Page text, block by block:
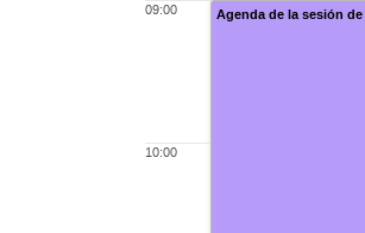
09:00
10:00
Agenda de la sesión